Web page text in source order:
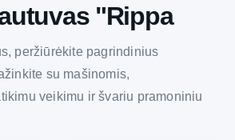
"Rippa
peržiūrėkite pagrindinius
su mašinomis,
veikimu ir švariu pramoniniu